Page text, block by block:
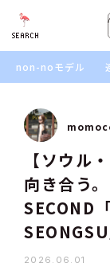
SEARCH
non-noモデル
【ソウル
向き合う
SECOND
2026.06.01